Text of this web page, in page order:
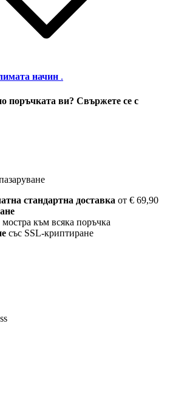
начин .
поръчката ви? Свържете се с
стандартна доставка от € 69,90
към всяка поръчка
със SSL-криптиране